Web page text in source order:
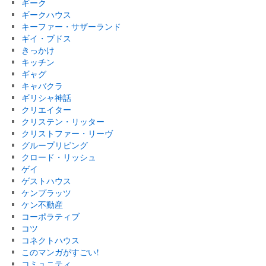
ギーク
ギークハウス
キーファー・サザーランド
ギイ・ブドス
きっかけ
キッチン
ギャグ
キャバクラ
ギリシャ神話
クリエイター
クリステン・リッター
クリストファー・リーヴ
グループリビング
クロード・リッシュ
ゲイ
ゲストハウス
ケンプラッツ
ケン不動産
コーポラティブ
コツ
コネクトハウス
このマンガがすごい!